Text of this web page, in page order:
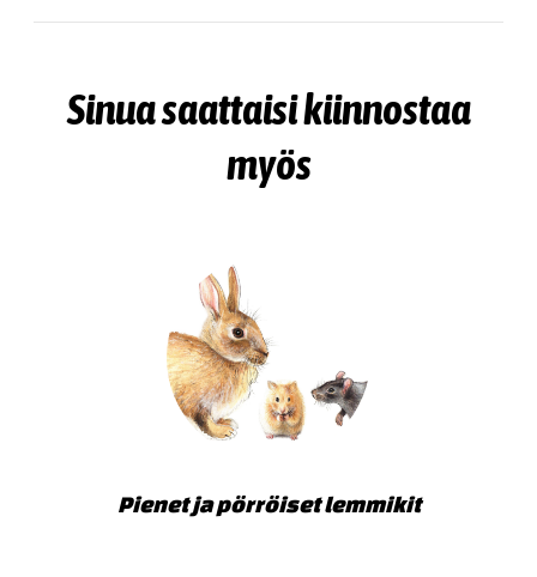
Sinua saattaisi kiinnostaa
myös
Pienet ja pörröiset lemmikit